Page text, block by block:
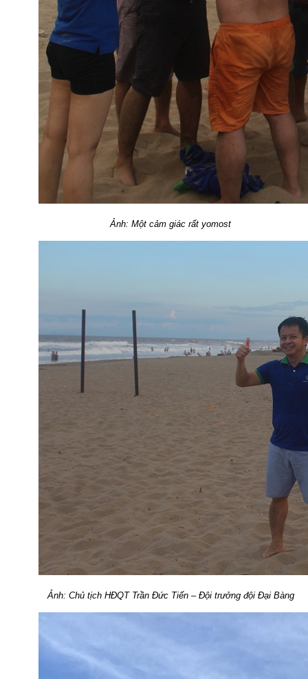
Ảnh: Một cảm giác rất yomost
Ảnh: Chủ tịch HĐQT Trần Đức Tiến – Đội trưởng đội Đại Bàng